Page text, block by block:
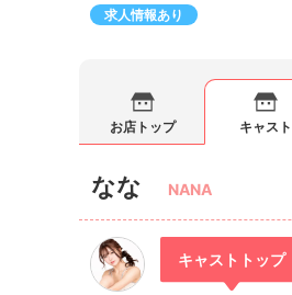
求人情報あり
お店トップ キャスト
なな NANA
キャスト トップ